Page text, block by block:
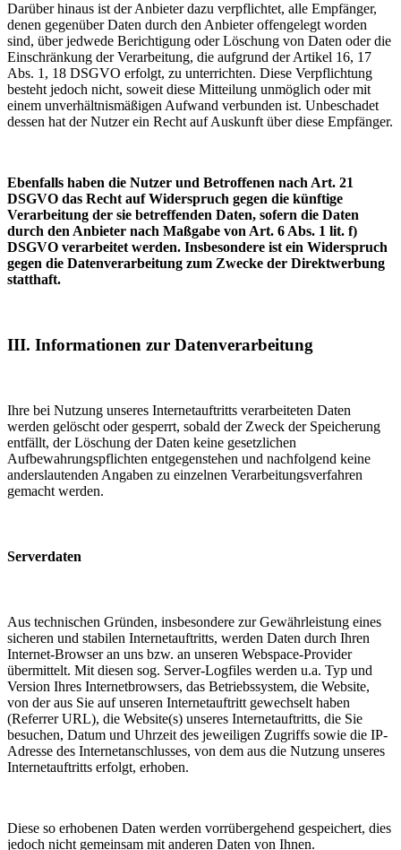
Darüber hinaus ist der Anbieter dazu verpflichtet, alle Empfänger,
denen gegenüber Daten durch den Anbieter offengelegt worden
sind, über jedwede Berichtigung oder Löschung von Daten oder die
Einschränkung der Verarbeitung, die aufgrund der Artikel 16, 17
Abs. 1, 18 DSGVO erfolgt, zu unterrichten. Diese Verpflichtung
besteht jedoch nicht, soweit diese Mitteilung unmöglich oder mit
einem unverhältnismäßigen Aufwand verbunden ist. Unbeschadet
dessen hat der Nutzer ein Recht auf Auskunft über diese Empfänger.
Ebenfalls haben die Nutzer und Betroffenen nach Art. 21
DSGVO das Recht auf Widerspruch gegen die künftige
Verarbeitung der sie betreffenden Daten, sofern die Daten
durch den Anbieter nach Maßgabe von Art. 6 Abs. 1 lit. f)
DSGVO verarbeitet werden. Insbesondere ist ein Widerspruch
gegen die Datenverarbeitung zum Zwecke der Direktwerbung
statthaft.
III. Informationen zur Datenverarbeitung
Ihre bei Nutzung unseres Internetauftritts verarbeiteten Daten
werden gelöscht oder gesperrt, sobald der Zweck der Speicherung
entfällt, der Löschung der Daten keine gesetzlichen
Aufbewahrungspflichten entgegenstehen und nachfolgend keine
anderslautenden Angaben zu einzelnen Verarbeitungsverfahren
gemacht werden.
Serverdaten
Aus technischen Gründen, insbesondere zur Gewährleistung eines
sicheren und stabilen Internetauftritts, werden Daten durch Ihren
Internet-Browser an uns bzw. an unseren Webspace-Provider
übermittelt. Mit diesen sog. Server-Logfiles werden u.a. Typ und
Version Ihres Internetbrowsers, das Betriebssystem, die Website,
von der aus Sie auf unseren Internetauftritt gewechselt haben
(Referrer URL), die Website(s) unseres Internetauftritts, die Sie
besuchen, Datum und Uhrzeit des jeweiligen Zugriffs sowie die IP-
Adresse des Internetanschlusses, von dem aus die Nutzung unseres
Internetauftritts erfolgt, erhoben.
Diese so erhobenen Daten werden vorrübergehend gespeichert, dies
jedoch nicht gemeinsam mit anderen Daten von Ihnen.